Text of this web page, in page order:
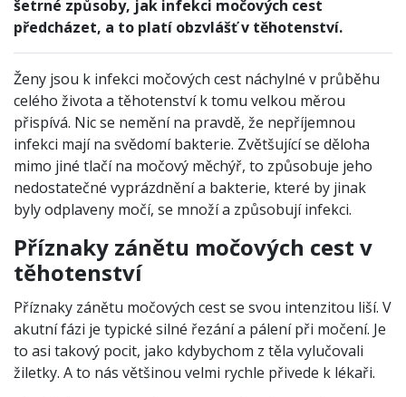
šetrné způsoby, jak infekci močových cest
předcházet, a to platí obzvlášť v těhotenství.
Ženy jsou k infekci močových cest náchylné v průběhu
celého života a těhotenství k tomu velkou měrou
přispívá. Nic se nemění na pravdě, že nepříjemnou
infekci mají na svědomí bakterie. Zvětšující se děloha
mimo jiné tlačí na močový měchýř, to způsobuje jeho
nedostatečné vyprázdnění a bakterie, které by jinak
byly odplaveny močí, se množí a způsobují infekci.
Příznaky zánětu močových cest v
těhotenství
Příznaky zánětu močových cest se svou intenzitou liší. V
akutní fázi je typické silné řezání a pálení při močení. Je
to asi takový pocit, jako kdybychom z těla vylučovali
žiletky. A to nás většinou velmi rychle přivede k lékaři.